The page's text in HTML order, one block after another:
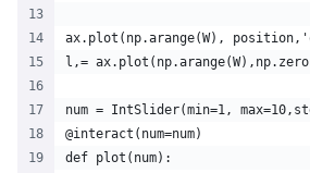
ax.plot(np.arange(W),
l,=
num = IntSlider(min=1,
@interact(num=num)
def plot(num):